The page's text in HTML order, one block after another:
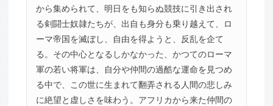
から集められて、明日をも知らぬ競技に引き出され
る剣闘士奴隷たちが、出自も身分も乗り越えて、ロ
ーマ帝国を滅ぼし、自由を得ようと、反乱を企て
る。その中心となるしかなかった、かつてのローマ
軍の若い将軍は、自分や仲間の過酷な運命を見つめ
る中で、この世に生まれて翻弄される人間の悲しみ
に絶望と虚しさを味わう。アフリカから来た仲間の